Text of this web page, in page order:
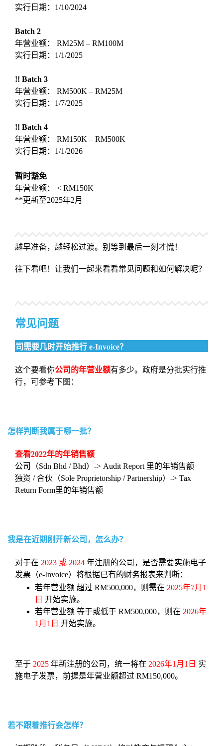
实行日期：1/10/2024
Batch 2
年营业额： RM25M – RM100M
实行日期：1/1/2025
!! Batch 3
年营业额： RM500K – RM25M
实行日期：1/7/2025
!! Batch 4
年营业额： RM150K – RM500K
实行日期：1/1/2026
暂时豁免
年营业额： < RM150K
**更新至2025年2月
越早准备，越轻松过渡。别等到最后一刻才慌！
往下看吧！让我们一起来看看常见问题和如何解决呢？
常见问题
公司需要几时开始推行 e-Invoice？
这个要看你公司的年营业额有多少。政府是分批实行推
行，可参考下图：
怎样判断我属于哪一批？
查看2022年的年销售额
公司（Sdn Bhd / Bhd）-> Audit Report 里的年销售额
独资 / 合伙（Sole Proprietorship / Partnership）-> Tax
Return Form里的年销售额
我是在近期刚开新公司，怎么办？
对于在 2023 或 2024 年注册的公司，是否需要实施电子
发票（e-Invoice）将根据已有的财务报表来判断：
若年营业额 超过 RM500,000，则需在 2025年7月1
日 开始实施。
若年营业额 等于或低于 RM500,000，则在 2026年
1月1日 开始实施。
至于 2025 年新注册的公司，统一将在 2026年1月1日 实
施电子发票，前提是年营业额超过 RM150,000。
若不跟着推行会怎样？